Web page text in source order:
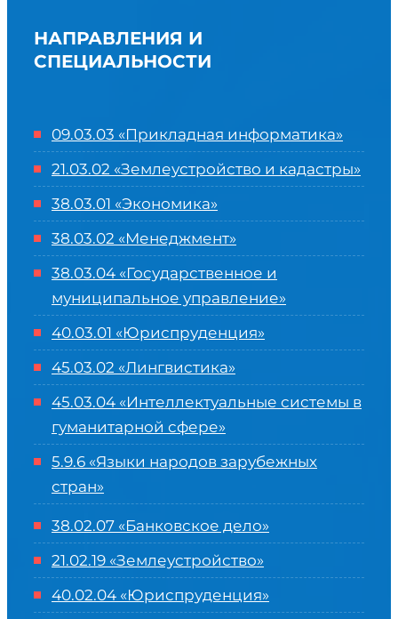
НАПРАВЛЕНИЯ И
СПЕЦИАЛЬНОСТИ
09.03.03 «Прикладная информатика»
21.03.02 «Землеустройство и кадастры»
38.03.01 «Экономика»
38.03.02 «Менеджмент»
38.03.04 «Государственное и
муниципальное управление»
40.03.01 «Юриспруденция»
45.03.02 «Лингвистика»
45.03.04 «Интеллектуальные системы в
гуманитарной сфере»
5.9.6 «Языки народов зарубежных
стран»
38.02.07 «Банковское дело»
21.02.19 «Землеустройство»
40.02.04 «Юриспруденция»